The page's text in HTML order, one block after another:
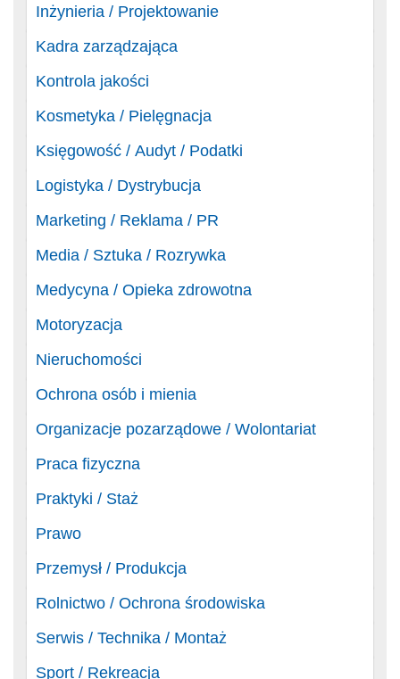
Inżynieria / Projektowanie
Kadra zarządzająca
Kontrola jakości
Kosmetyka / Pielęgnacja
Księgowość / Audyt / Podatki
Logistyka / Dystrybucja
Marketing / Reklama / PR
Media / Sztuka / Rozrywka
Medycyna / Opieka zdrowotna
Motoryzacja
Nieruchomości
Ochrona osób i mienia
Organizacje pozarządowe / Wolontariat
Praca fizyczna
Praktyki / Staż
Prawo
Przemysł / Produkcja
Rolnictwo / Ochrona środowiska
Serwis / Technika / Montaż
Sport / Rekreacja